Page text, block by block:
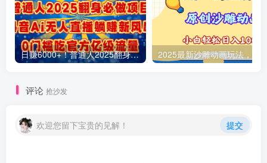
日赚6000+！普通人2025翻身必做项目，抖音Ai无人直播躺赚新风口，0门槛吃官方亿级流量
评论 抢沙发
欢迎您留下宝贵的见解！ 提交